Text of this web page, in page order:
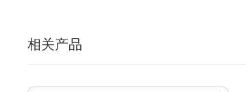
相关产品